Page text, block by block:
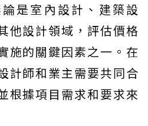
是室內設計、建築設
他設計領域，評估價格
施的關鍵因素之一。在
計師和業主需要共同合
根據項目需求和要求來